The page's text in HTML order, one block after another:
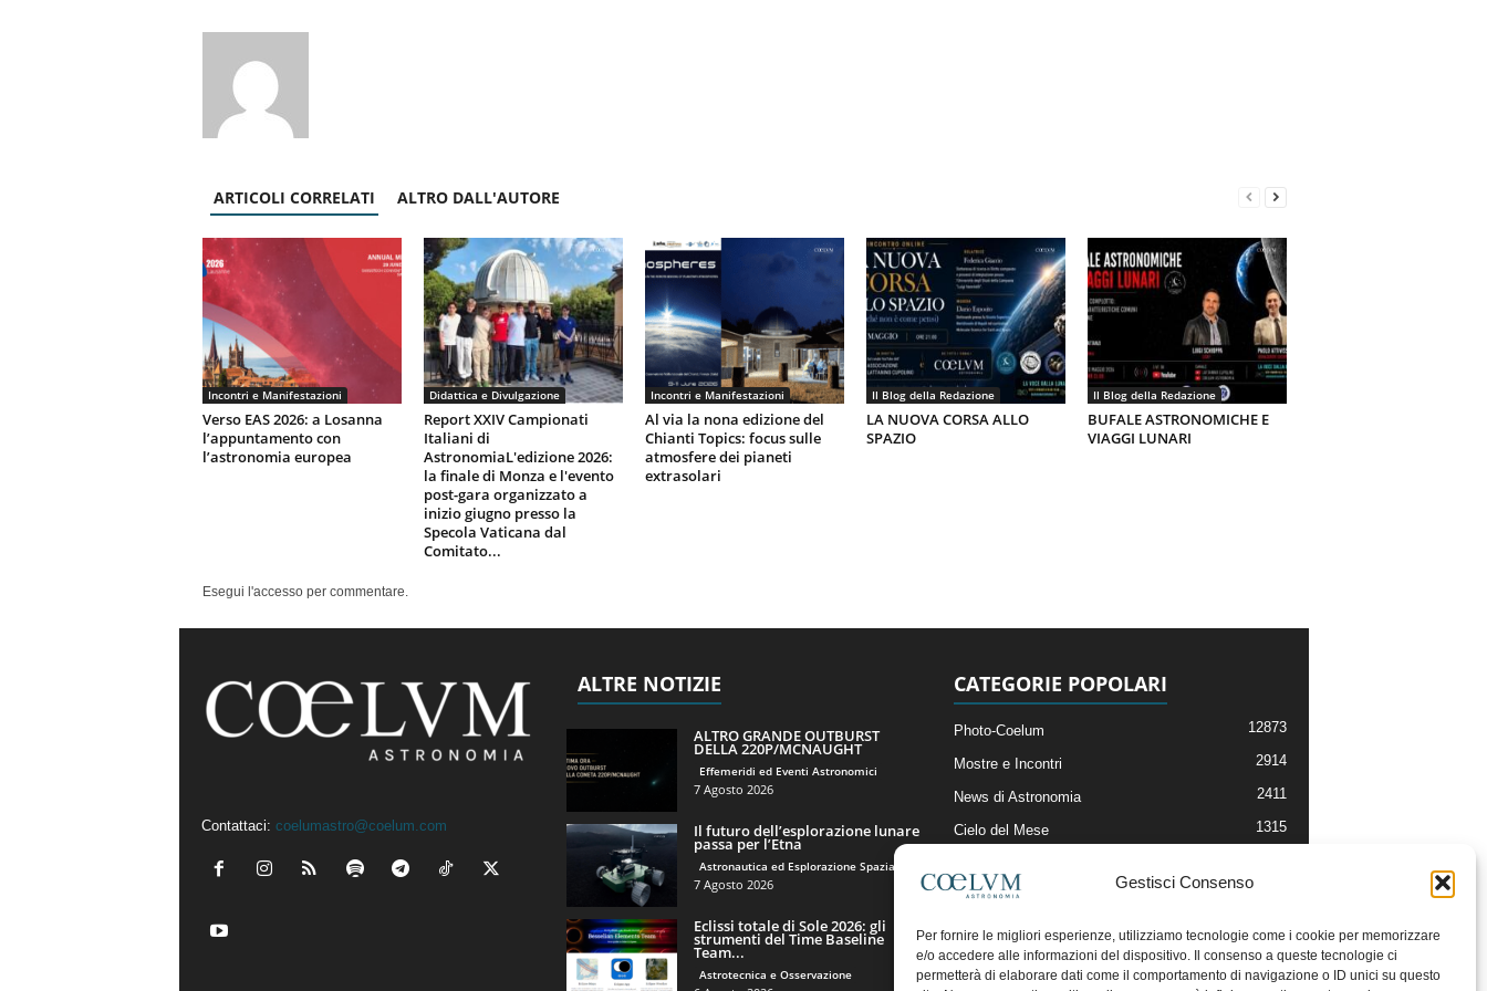
Gestisci Consenso
Per fornire le migliori esperienze, utilizziamo tecnologie come i cookie per memorizzare
e/o accedere alle informazioni del dispositivo. Il consenso a queste tecnologie ci
permetterà di elaborare dati come il comportamento di navigazione o ID unici su questo
ARTICOLI CORRELATI ALTRO DALL'AUTORE
Incontri e Manifestazioni
Verso EAS 2026: a Losanna
l’appuntamento con
l’astronomia europea
Didattica e Divulgazione
Report XXIV Campionati
Italiani di
AstronomiaL'edizione 2026:
la finale di Monza e l'evento
post-gara organizzato a
inizio giugno presso la
Specola Vaticana dal
Comitato...
Incontri e Manifestazioni
Al via la nona edizione del
Chianti Topics: focus sulle
atmosfere dei pianeti
extrasolari
Il Blog della Redazione
LA NUOVA CORSA ALLO
SPAZIO
Il Blog della Redazione
BUFALE ASTRONOMICHE E
VIAGGI LUNARI
Esegui l'accesso per commentare.
Contattaci: coelumastro@coelum.com
ALTRE NOTIZIE
ALTRO GRANDE OUTBURST
DELLA 220P/MCNAUGHT
Effemeridi ed Eventi Astronomici
7 Agosto 2026
Il futuro dell’esplorazione lunare
passa per l’Etna
Astronautica ed Esplorazione Spaziale
7 Agosto 2026
Eclissi totale di Sole 2026: gli
strumenti del Time Baseline
Team...
Astrotecnica e Osservazione
CATEGORIE POPOLARI
Photo-Coelum 12873
Mostre e Incontri 2914
News di Astronomia 2411
Cielo del Mese 1315
Articoli e Risorse On-Line
Il Blog della Redazione